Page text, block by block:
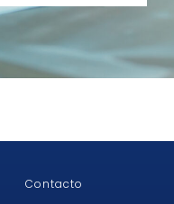
Contacto